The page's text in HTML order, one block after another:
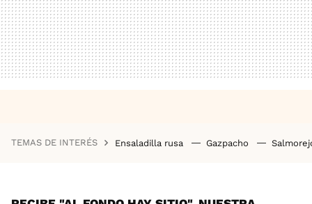
TEMAS DE INTERÉS Ensaladilla rusa Gazpacho